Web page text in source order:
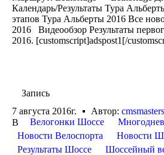
Календарь/Результаты Тура
этапов Тура Альберты 2016 Все
2016 Видеообзор Результаты
2016. [customscript]adspost1[/
Запись
7 августа 2016г.
Автор: cmsmasters
В
Велогонки Шоссе
Новости Велоспорта
Новости
Результаты Шоссе
Шоссейный